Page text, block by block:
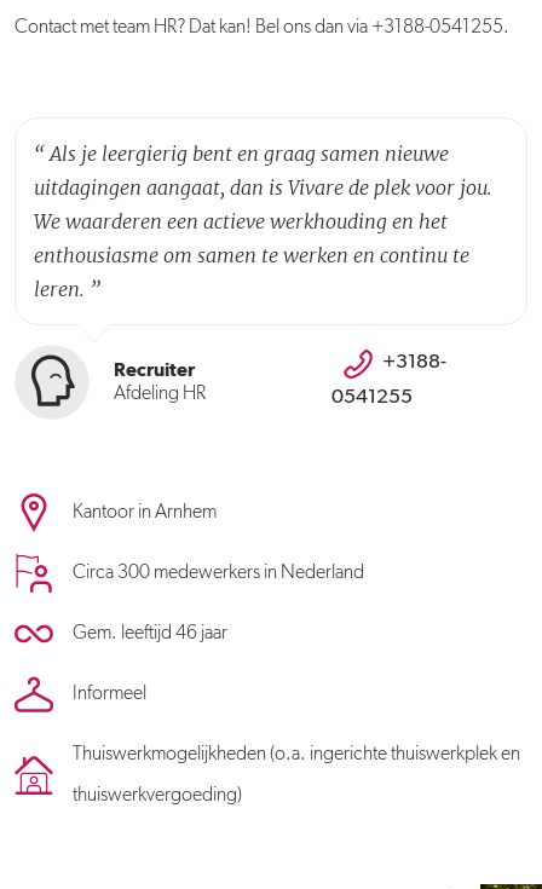
Contact met team HR? Dat kan! Bel ons dan via +3188-0541255.
“ Als je leergierig bent en graag samen nieuwe
uitdagingen aangaat, dan is Vivare de plek voor jou.
We waarderen een actieve werkhouding en het
enthousiasme om samen te werken en continu te
leren. ”
Recruiter
Afdeling HR
+3188-
0541255
Kantoor in Arnhem
Circa 300 medewerkers in Nederland
Gem. leeftijd 46 jaar
Informeel
Thuiswerkmogelijkheden (o.a. ingerichte thuiswerkplek en
thuiswerkvergoeding)